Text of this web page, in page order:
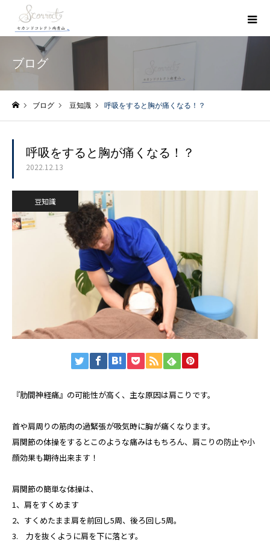
ブログ
ブログ 豆知識 呼吸をすると胸が痛くなる！？
呼吸をすると胸が痛くなる！？
2022.12.13
豆知識
『肋間神経痛』の可能性が高く、主な原因は肩こりです。
首や肩周りの筋肉の過緊張が吸気時に胸が痛くなります。
肩関節の体操をするとこのような痛みはもちろん、肩こりの防止や小
顔効果も期待出来ます！
肩関節の簡単な体操は、
1、肩をすくめます
2、すくめたまま肩を前回し5周、後ろ回し5周。
3. 力を抜くように肩を下に落とす。